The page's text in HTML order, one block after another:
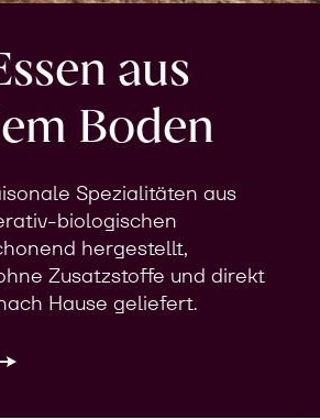
aus
Boden
Spezialitäten aus
biologischen
hergestellt,
Zusatzstoffe und direkt
Hause geliefert.